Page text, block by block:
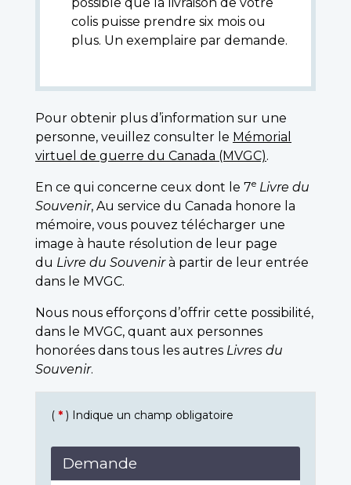
possible que la livraison de votre
colis puisse prendre six mois ou
plus. Un exemplaire par demande.
Pour obtenir plus d’information sur une
personne, veuillez consulter le Mémorial
virtuel de guerre du Canada (MVGC).
En ce qui concerne ceux dont le 7e Livre du
Souvenir, Au service du Canada honore la
mémoire, vous pouvez télécharger une
image à haute résolution de leur page
du Livre du Souvenirà partir de leur entrée
dans le MVGC.
Nous nous efforçons d’offrir cette possibilité,
dans le MVGC, quant aux personnes
honorées dans tous les autres Livres du
Souvenir.
( * ) Indique un champ obligatoire
Demande